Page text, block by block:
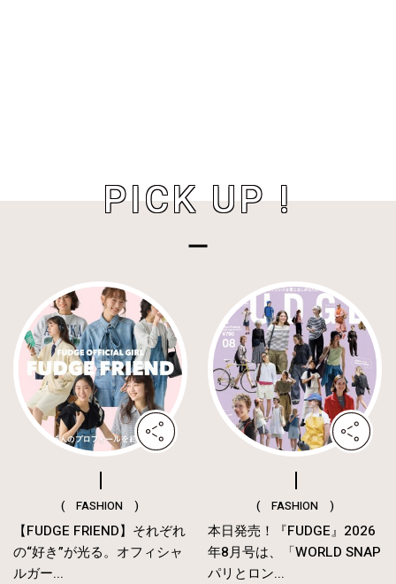
PICK UP !
( FASHION )
【FUDGE FRIEND】それぞれ
の“好き”が光る。オフィシャ
ルガー...
( FASHION )
本日発売！『FUDGE』2026
年8月号は、「WORLD SNAP
パリとロン...